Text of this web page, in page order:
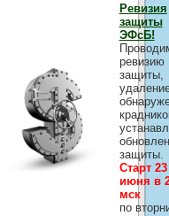
Ревизия
защиты
ЭФсБ!
ревизию
защиты,
защиты.
Старт 23
июня в
мск
по